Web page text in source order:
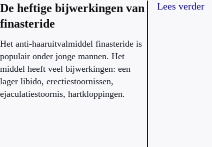
De heftige bijwerkingen van
finasteride
Het anti-haaruitvalmiddel finasteride is
populair onder jonge mannen. Het
middel heeft veel bijwerkingen: een
lager libido, erectiestoornissen,
ejaculatiestoornis, hartkloppingen.
Lees verder